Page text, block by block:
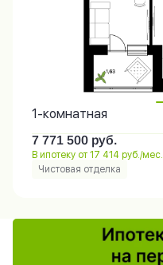
1-комнатная
7 771 500 руб.
В ипотеку от 17 414 руб./мес.
Чистовая отделка